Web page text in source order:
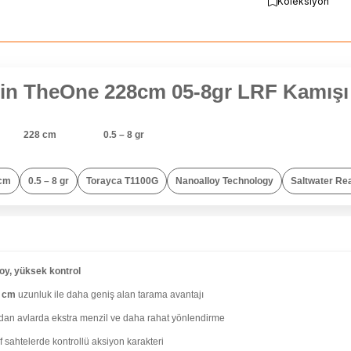
TheOne 228cm 05-8gr LRF
228 cm 0.5 – 8 gr
0.5 – 8 gr Torayca T1100G Nanoalloy Technology Saltwater
yüksek kontrol
cm uzunluk ile daha geniş alan tarama avantajı
avlarda ekstra menzil ve daha rahat yönlendirme
sahtelerde kontrollü aksiyon karakteri